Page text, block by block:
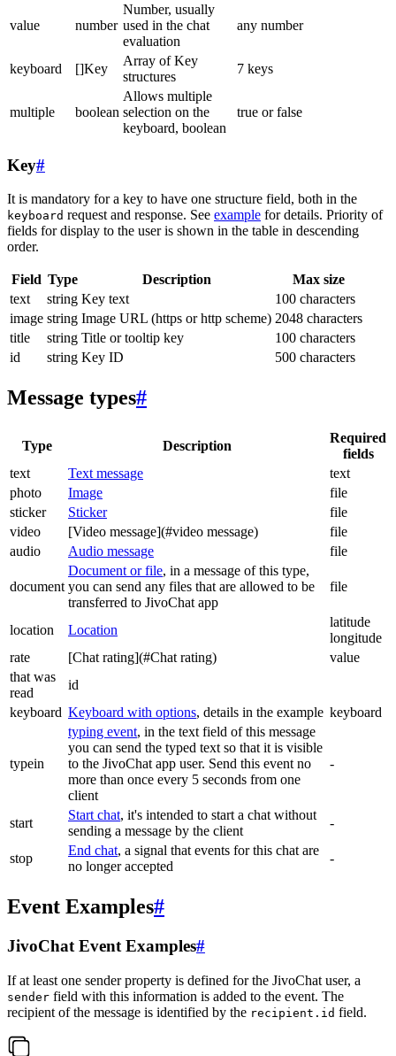
value number
Number, usually
used in the chat
evaluation
any number
keyboard []Key
Array of Key
structures
7 keys
multiple boolean
Allows multiple
selection on the
keyboard, boolean
true or false
Key#
It is mandatory for a key to have one structure field, both in the
keyboard request and response. See example for details. Priority of
fields for display to the user is shown in the table in descending
order.
Field Type Description
Max size
text
string Key text
100 characters
image string Image URL (https or http scheme) 2048 characters
title
string Title or tooltip key
100 characters
id
string Key ID 500 characters
Message types#
Type Description
Required
fields
text
Text message
text
photo
Image
file
sticker
Sticker
file
video
[Video message](#video message)
file
audio
Audio message file
document
Document or file, in a message of this type,
you can send any files that are allowed to be
transferred to JivoChat app
file
location Location
latitude
longitude
rate
[Chat rating](#Chat rating)
value
that was
read
id
keyboard Keyboard with options, details in the example keyboard
typein
typing event, in the text field of this message
you can send the typed text so that it is visible
to the JivoChat app user. Send this event no
more than once every 5 seconds from one
client
-
start
Start chat, it's intended to start a chat without
sending a message by the client
-
stop
End chat, a signal that events for this chat are
no longer accepted
-
Event Examples#
JivoChat Event Examples#
If at least one sender property is defined for the JivoChat user, a
sender field with this information is added to the event. The
recipient of the message is identified by the recipient.id field.